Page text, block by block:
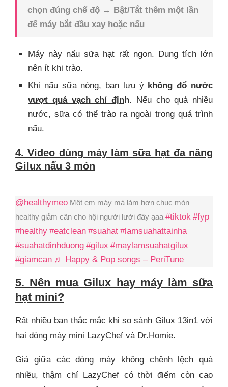
chọn đúng chế độ → Bật/Tắt thêm một lần
để máy bắt đầu xay hoặc nấu
Máy này nấu sữa hạt rất ngon. Dung tích lớn
nên ít khi trào.
Khi nấu sữa nóng, bạn lưu ý không đổ nước
vượt quá vạch chỉ định. Nếu cho quá nhiều
nước, sữa có thể trào ra ngoài trong quá trình
nấu.
4. Video dùng máy làm sữa hạt đa năng
Gilux nấu 3 món
@healthymeo Một em máy mà làm hơn chục món
healthy giảm cân cho hội người lười đây ạaa #tiktok #fyp
#healthy #eatclean #suahat #lamsuahattainha
#suahatdinhduong #gilux #maylamsuahatgilux
#giamcan ♬ Happy & Pop songs – PeriTune
5. Nên mua Gilux hay máy làm sữa
hạt mini?
Rất nhiều bạn thắc mắc khi so sánh Gilux 13in1 với
hai dòng máy mini LazyChef và Dr.Homie.
Giá giữa các dòng máy không chênh lệch quá
nhiều, thậm chí LazyChef có thời điểm còn cao